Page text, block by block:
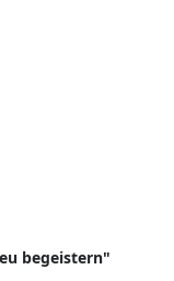
begeistern"